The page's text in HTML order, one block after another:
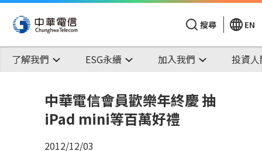
搜尋 EN
了解我們 ESG永續 加入我們 投資
中華電信會員歡樂年終慶 抽
iPad mini等百萬好禮
2012/12/03